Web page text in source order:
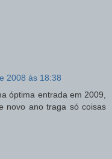
2008 às 18:38
óptima entrada em 2009,
novo ano traga só coisas